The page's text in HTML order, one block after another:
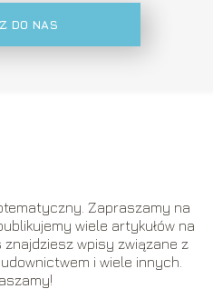
DO NAS
Zapraszamy na
wiele artykułów na
wpisy związane z
i wiele innych.